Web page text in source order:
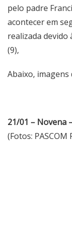
pelo padre
acontecer em
realizada devido
(9),
Abaixo, imagens
21/01 – Novena
(Fotos: PASCOM